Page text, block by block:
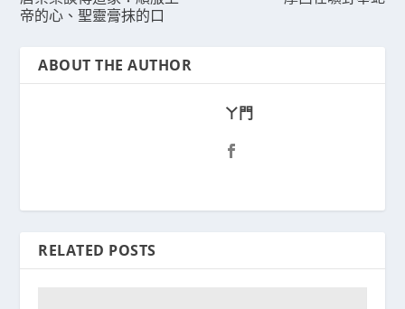
帝的心、聖靈膏抹的口
ABOUT THE AUTHOR
ㄚ門
RELATED POSTS